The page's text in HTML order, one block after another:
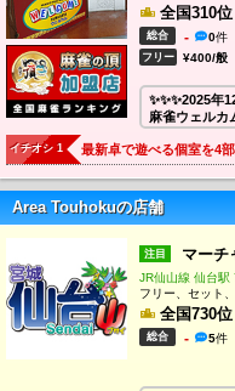
全国310位
総合 - 0件
フリー ¥400/般
✨✨✨2025年
麻雀ウェルカ
オープン👏
四人麻雀と三
全18卓の広々
・最新卓『
・麻雀の頂に
安心・安全
デビューを
皆様のご来店
イチオシ 1 最新卓で遊べる個室を4
Area Touhokuの店舗
注目 マーチ
JR仙山線 仙台駅
フリー、セット
全国730位
総合 - 5件